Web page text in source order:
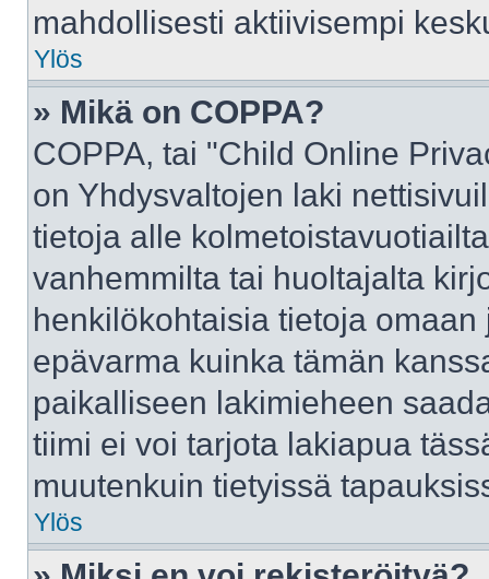
mahdollisesti aktiivisempi
Ylös
» Mikä on COPPA?
COPPA, tai "Child Online
on Yhdysvaltojen laki
tietoja alle
vanhemmilta tai huoltajalta
henkilökohtaisia tietoja
epävarma kuinka tämän
paikalliseen lakimieheen
tiimi ei voi tarjota lakiapua
muutenkuin tietyissä
Ylös